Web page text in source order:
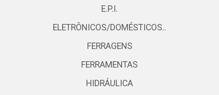
E.P.I.
ELETRÔNICOS/DOMÉSTICOS..
FERRAGENS
FERRAMENTAS
HIDRÁULICA